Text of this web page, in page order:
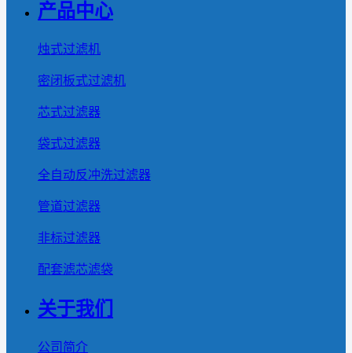
产品中心
烛式过滤机
密闭板式过滤机
芯式过滤器
袋式过滤器
全自动反冲洗过滤器
管道过滤器
非标过滤器
配套滤芯滤袋
关于我们
公司简介